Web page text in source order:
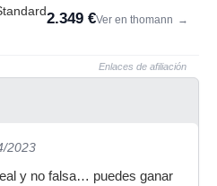
2.349 €Ver en thomann →
Enlaces de afiliación
2023
y no falsa… puedes ganar